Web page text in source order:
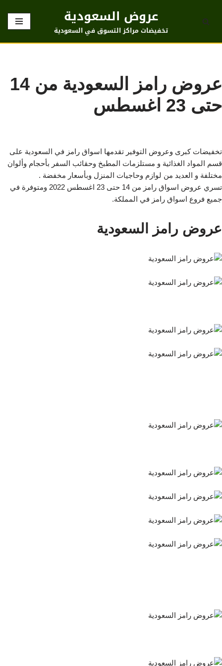
تخطى
عروض السعودية
تخفيضات مراكز التسوق في السعودية
عروض رامز السعودية من 14
حتى 23 اغسطس
تخفيضات كبرى وعروض التوفير تقدمها اسواق رامز في السعودية على
قسم المواد الغذائية و مستلزمات المطبخ وحقائب السفر بأحجام وألوان
مختلفة و العديد من لوازم وحاجيات المنزل وبأسعار مخفضة .
تسري عروض اسواق رامز من 14 حتى 23 اغسطس 2022 ومتوفرة في
جميع فروع اسواق رامز في المملكة.
عروض رامز السعودية